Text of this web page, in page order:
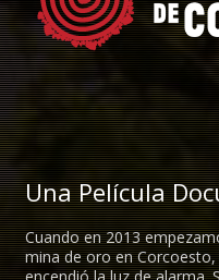
Una Película
Cuando en 2013
mina de oro en